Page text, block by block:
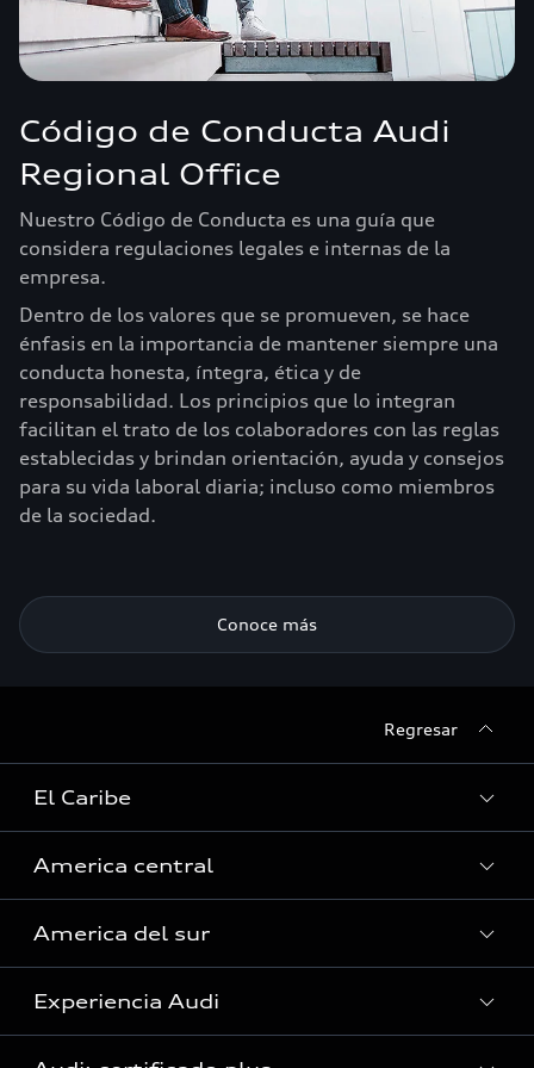
Código de Conducta Audi
Regional Office
Nuestro Código de Conducta es una guía que
considera regulaciones legales e internas de la
empresa.
Dentro de los valores que se promueven, se hace
énfasis en la importancia de mantener siempre una
conducta honesta, íntegra, ética y de
responsabilidad. Los principios que lo integran
facilitan el trato de los colaboradores con las reglas
establecidas y brindan orientación, ayuda y consejos
para su vida laboral diaria; incluso como miembros
de la sociedad.
Conoce más
Regresar
El Caribe
Curazao
Guadalupe
America central
Costa Rica
El Salvador
America del sur
Argentina
Experiencia Audi